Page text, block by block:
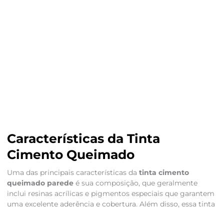
Características da Tinta
Cimento Queimado
Uma das principais características da tinta cimento
queimado paredeé sua composição, que geralmente
inclui resinas acrílicas e pigmentos especiais que garantem
uma excelente aderência e cobertura. Além disso, essa tinta